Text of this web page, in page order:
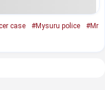
case #Mysuru police
#Mr